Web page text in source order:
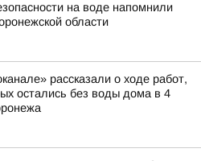
на воде напомнили
области
рассказали о ходе работ,
остались без воды дома в 4